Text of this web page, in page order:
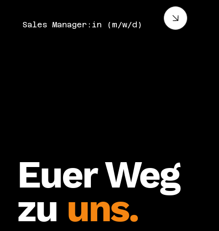
Sales Manager:in (m/w/d)
Euer Weg
zu uns.